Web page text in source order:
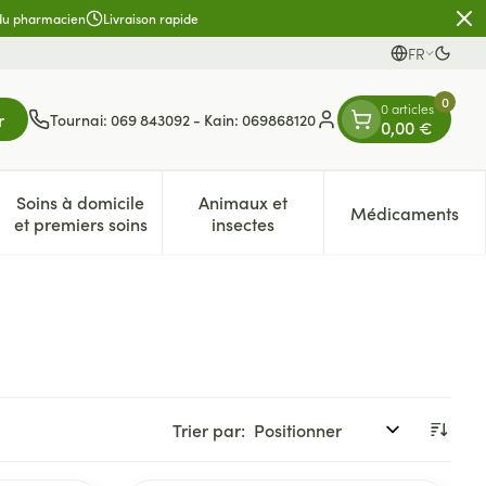
pharmacien Livraison rapide
FR
Langues
Tournai: 069 843092 - Kain: 069868120
Menu client
0 articles
0,00 €
0
enfantsVitalité 50+
menu pour la catégorie Naturopathie
Soins à domicile
et premiers soinsAfficher le sous-menu pour la catégorie Soins à
Animaux et
insectes
Afficher le sous-menu pour la
Médicaments
Afficher
Trier par: